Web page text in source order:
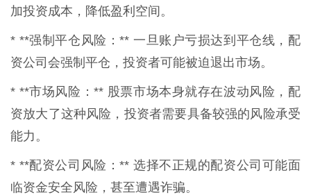
加投资成本，降低盈利空间。
* **强制平仓风险：** 一旦账户亏损达到平仓线，配
资公司会强制平仓，投资者可能被迫退出市场。
* **市场风险：** 股票市场本身就存在波动风险，配
资放大了这种风险，投资者需要具备较强的风险承受
能力。
* **配资公司风险：** 选择不正规的配资公司可能面
临资金安全风险，甚至遭遇诈骗。